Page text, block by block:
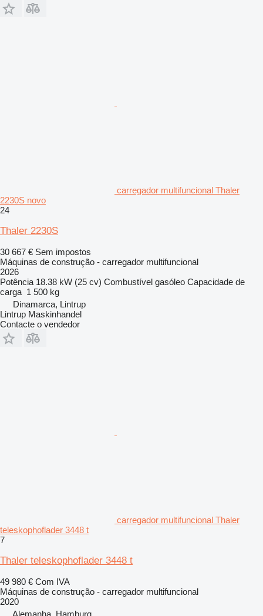
carregador multifuncional Thaler
2230S novo
24
Thaler 2230S
30 667 € Sem impostos
Máquinas de construção - carregador multifuncional
2026
Potência 18.38 kW (25 cv) Combustível gasóleo Capacidade de
carga 1 500 kg
Dinamarca, Lintrup
Lintrup Maskinhandel
Contacte o vendedor
carregador multifuncional Thaler
teleskophoflader 3448 t
7
Thaler teleskophoflader 3448 t
49 980 € Com IVA
Máquinas de construção - carregador multifuncional
2020
Alemanha, Hamburg